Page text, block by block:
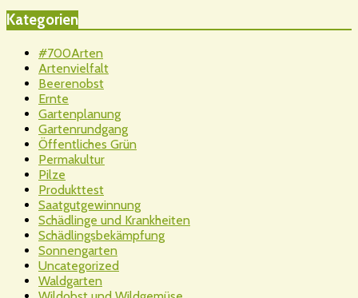
Kategorien
#700Arten
Artenvielfalt
Beerenobst
Ernte
Gartenplanung
Gartenrundgang
Öffentliches Grün
Permakultur
Pilze
Produkttest
Saatgutgewinnung
Schädlinge und Krankheiten
Schädlingsbekämpfung
Sonnengarten
Uncategorized
Waldgarten